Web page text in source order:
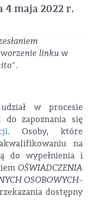
maja 2022 r.
linku w
.
w procesie
do zapoznania się
. Osoby, które
na
do wypełnienia i
OŚWIADCZENIA
OSOBOWYCH-
dostępny